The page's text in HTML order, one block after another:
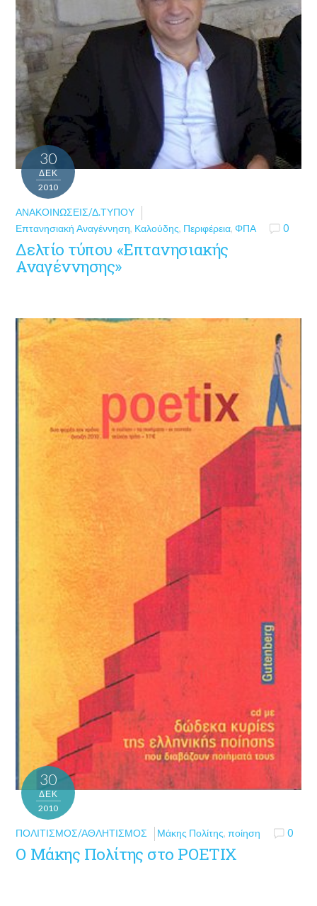
30
ΔΕΚ
2010
ΑΝΑΚΟΙΝΏΣΕΙΣ/Δ.ΤΎΠΟΥ
Επτανησιακή Αναγέννηση, Καλούδης, Περιφέρεια,ΦΠΑ 0
Δελτίο τύπου «Επτανησιακής
Αναγέννησης»
30
ΔΕΚ
2010
ΠΟΛΙΤΙΣΜΌΣ/ΑΘΛΗΤΙΣΜΌΣ Μάκης Πολίτης,ποίηση 0
Ο Μάκης Πολίτης στο POETIX